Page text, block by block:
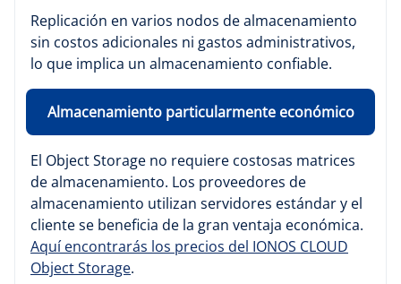
Replicación en varios nodos de almacenamiento
sin costos adicionales ni gastos administrativos,
lo que implica un almacenamiento confiable.
Almacenamiento particularmente económico
El Object Storage no requiere costosas matrices
de almacenamiento. Los proveedores de
almacenamiento utilizan servidores estándar y el
cliente se beneficia de la gran ventaja económica.
Aquí encontrarás los precios del IONOS CLOUD
Object Storage.